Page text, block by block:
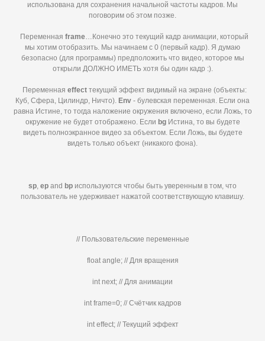
использована для сохранения начальной частоты кадров. Мы
поговорим об этом позже.
Переменная frame…Конечно это текущий кадр анимации, который
мы хотим отобразить. Мы начинаем с 0 (первый кадр). Я думаю
безопасно (для программы) предположить что видео, которое мы
открыли ДОЛЖНО ИМЕТЬ хотя бы один кадр :).
Переменная effectтекущий эффект видимый на экране (объекты:
Куб, Сфера, Цилиндр, Ничто). Env - булевская переменная. Если она
равна Истине, то тогда наложение окружения включено, если Ложь, то
окружение не будет отображено. Если bgИстина, то вы будете
видеть полноэкранное видео за объектом. Если Ложь, вы будете
видеть только объект (никакого фона).
sp, ep and bp используются чтобы быть уверенным в том, что
пользователь не удерживает нажатой соответствующую клавишу.
// Пользовательские переменные
float angle; // Для вращения
int next; // Для анимации
int frame=0; // Счётчик кадров
int effect; // Текущий эффект